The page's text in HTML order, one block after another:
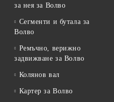
за нея за Волво
Сегменти и бутала за
Волво
Ремъчно, верижно
задвижване за Волво
Колянов вал
Картер за Волво